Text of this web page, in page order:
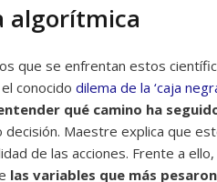
algorítmica
que se enfrentan estos
conocido dilema de la ‘caja
qué camino ha
Maestre explica que
de las acciones. Frente a
las variables que más